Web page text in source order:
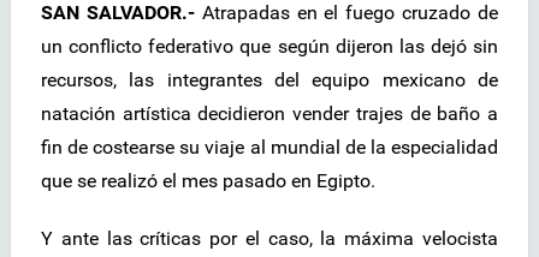
SAN SALVADOR.-Atrapadas en el fuego cruzado de
un conflicto federativo que según dijeron las dejó sin
recursos, las integrantes del equipo mexicano de
natación artística decidieron vender trajes de baño a
fin de costearse su viaje al mundial de la especialidad
que se realizó el mes pasado en Egipto.
Y ante las críticas por el caso, la máxima velocista